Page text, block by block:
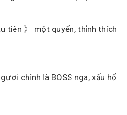
tiên 》 một quyển, thỉnh thích
chính là BOSS nga, xấu hổ